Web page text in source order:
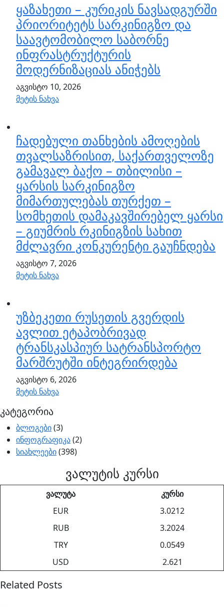
ყაზახეთი – კურიკის ნავსადგურში
პრიორიტეტს სარკინიგზო და
საავტომობილო საბორნე
ინფრასტრუქტურის
მოდერნიზაციას ანიჭებს
აგვისტო 10, 2026
მეტის ნახვა
ჩადებული თანხების ამოღების
თვალსაზრისით, საქართველოზე
გამავალ ბაქო – თბილისი –
ყარსის სარკინიგზო
მიმართულებას თურქეთ –
სომხეთის დამაკავშირებელ ყარსი
– გიუმრის რკინიგზის სახით
მძლავრი კონკურენტი გაუჩნდება
აგვისტო 7, 2026
მეტის ნახვა
უზბეკეთი რუსეთის გვერდის
ავლით ეტაპობრივად
ტრანსკასპიურ სატრანსპორტო
მარშრუტში ინტეგრირდება
აგვისტო 6, 2026
მეტის ნახვა
კატეგორია
ბლოგები(3)
ინფოგრაფიკა(2)
სიახლეები(398)
ვალუტის კურსი
ვალუტა
კურსი
EUR
3.0212
RUB
3.2024
TRY
0.0549
USD
2.621
Related Posts